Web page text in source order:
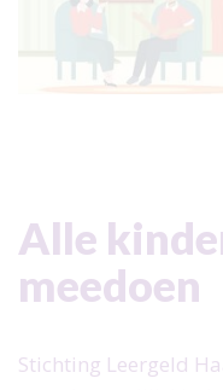
Alle
meedoen
Stichting Leergeld